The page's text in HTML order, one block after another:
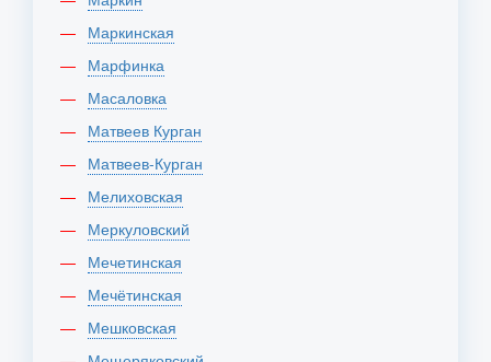
Маркинская
Марфинка
Масаловка
Матвеев Курган
Матвеев-Курган
Мелиховская
Меркуловский
Мечетинская
Мечётинская
Мешковская